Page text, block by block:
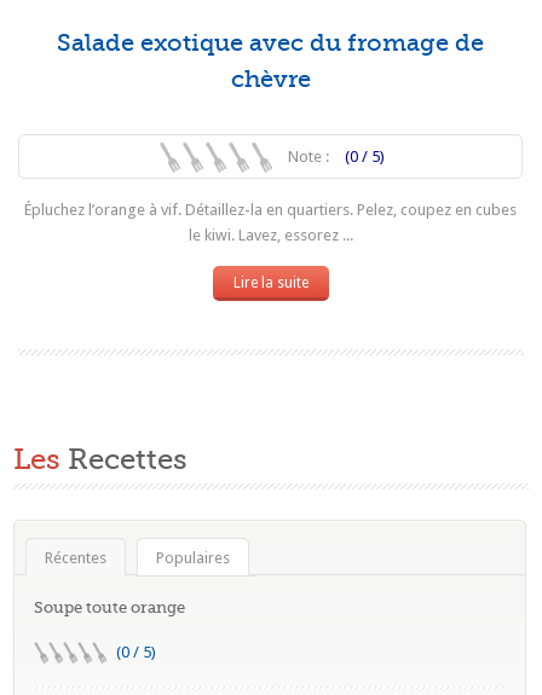
Salade exotique avec du fromage de
chèvre
Note : (0 / 5)
Épluchez l’orange à vif. Détaillez-la en quartiers. Pelez, coupez en cubes
le kiwi. Lavez, essorez ...
Lire la suite
Les Recettes
Récentes Populaires
Soupe toute orange
(0 / 5)